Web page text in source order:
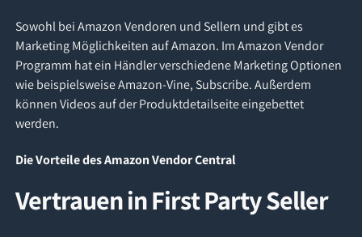
Sowohl bei Amazon Vendoren und Sellern und gibt es
Marketing Möglichkeiten auf Amazon. Im Amazon Vendor
Programm hat ein Händler verschiedene Marketing Optionen
wie beispielsweise Amazon-Vine, Subscribe. Außerdem
können Videos auf der Produktdetailseite eingebettet
werden.
Die Vorteile des Amazon Vendor Central
Vertrauen in First Party Seller